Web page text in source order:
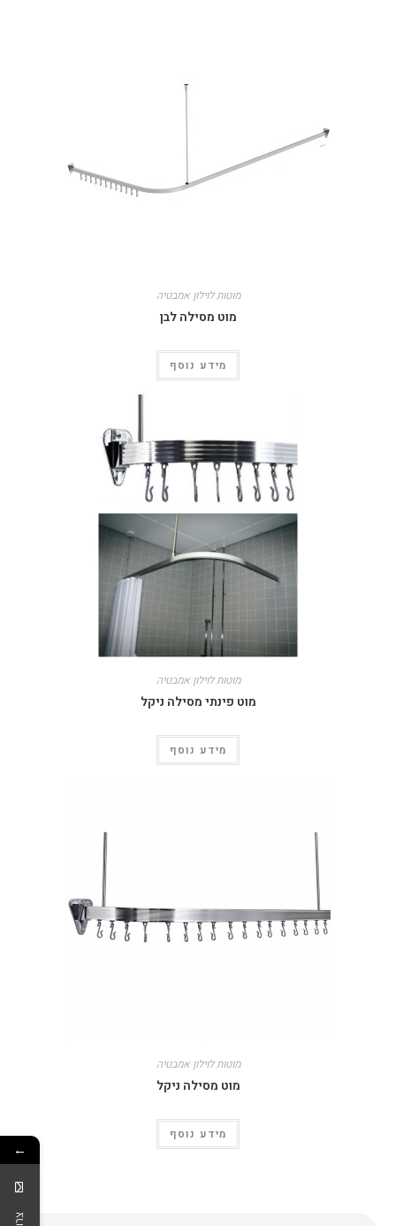
מוטות לוילון אמבטיה
מוט מסילה לבן
מידע נוסף
מוטות לוילון אמבטיה
מוט פינתי מסילה ניקל
מידע נוסף
מוטות לוילון אמבטיה
מוט מסילה ניקל
מידע נוסף
←